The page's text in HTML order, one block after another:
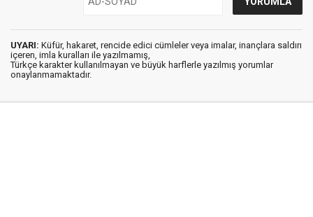
UYARI: Küfür, hakaret, rencide edici cümleler veya imalar, inançlara saldırı
içeren, imla kuralları ile yazılmamış,
Türkçe karakter kullanılmayan ve büyük harflerle yazılmış yorumlar
onaylanmamaktadır.